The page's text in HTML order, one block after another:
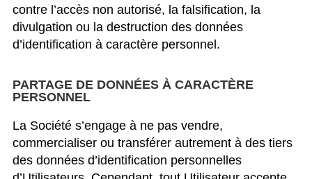
contre l’accès non autorisé, la falsification, la
divulgation ou la destruction des données
d’identification à caractère personnel.
PARTAGE DE DONNÉES À CARACTÈRE
PERSONNEL
La Société s’engage à ne pas vendre,
commercialiser ou transférer autrement à des tiers
des données d’identification personnelles